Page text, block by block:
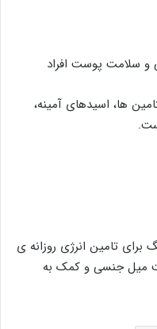
و سلامت پوست افراد
ها، اسیدهای آمینه،
تامین انرژی روزانه ی
میل جنسی و کمک به